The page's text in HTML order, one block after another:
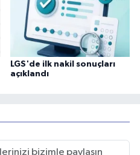
LGS'de ilk nakil sonuçları
açıklandı